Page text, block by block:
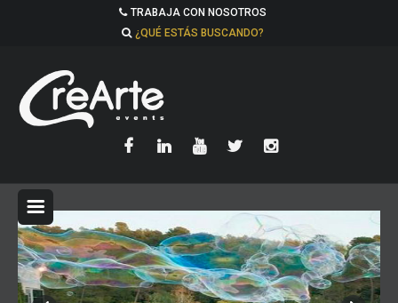
TRABAJA CON NOSOTROS
¿QUÉ ESTÁS BUSCANDO?